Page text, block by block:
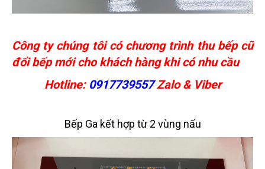
Công ty chúng tôi có chương trình thu bếp cũ
đổi bếp mới cho khách hàng khi có nhu cầu
Hotline: 0917739557Zalo & Viber
Bếp Ga kết hợp từ 2 vùng nấu